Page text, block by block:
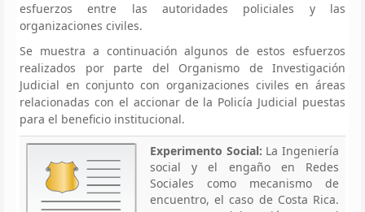
esfuerzos entre las autoridades policiales y las
organizaciones civiles.
Se muestra a continuación algunos de estos esfuerzos
realizados por parte del Organismo de Investigación
Judicial en conjunto con organizaciones civiles en áreas
relacionadas con el accionar de la Policía Judicial puestas
para el beneficio institucional.
Experimento Social: La Ingeniería
social y el engaño en Redes
Sociales como mecanismo de
encuentro, el caso de Costa Rica.